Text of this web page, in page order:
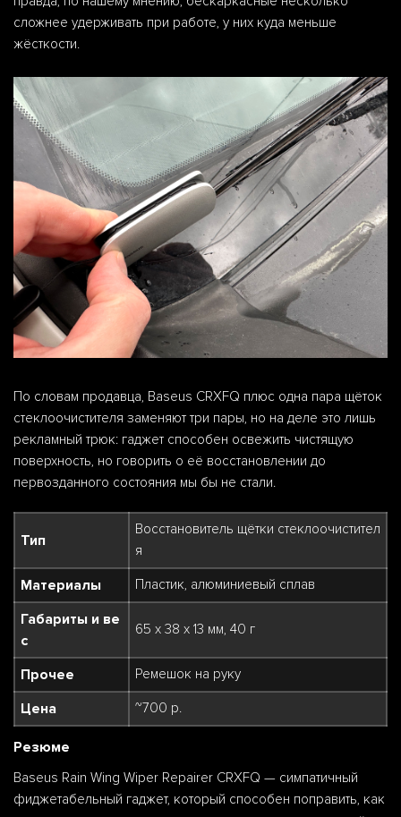
сложнее удерживать при работе, у них куда меньше
жёсткости.
По словам продавца, Baseus CRXFQ плюс одна пара щёток
стеклоочистителя заменяют три пары, но на деле это лишь
рекламный трюк: гаджет способен освежить чистящую
поверхность, но говорить о её восстановлении до
первозданного состояния мы бы не стали.
Тип
Восстановитель щётки стеклоочистител
я
Материалы Пластик, алюминиевый сплав
Габариты и ве
с
65 х 38 х 13 мм, 40 г
Прочее Ремешок на руку
Цена ~700 р.
Резюме
Baseus Rain Wing Wiper Repairer CRXFQ — симпатичный
фиджетабельный гаджет, который способен поправить, как